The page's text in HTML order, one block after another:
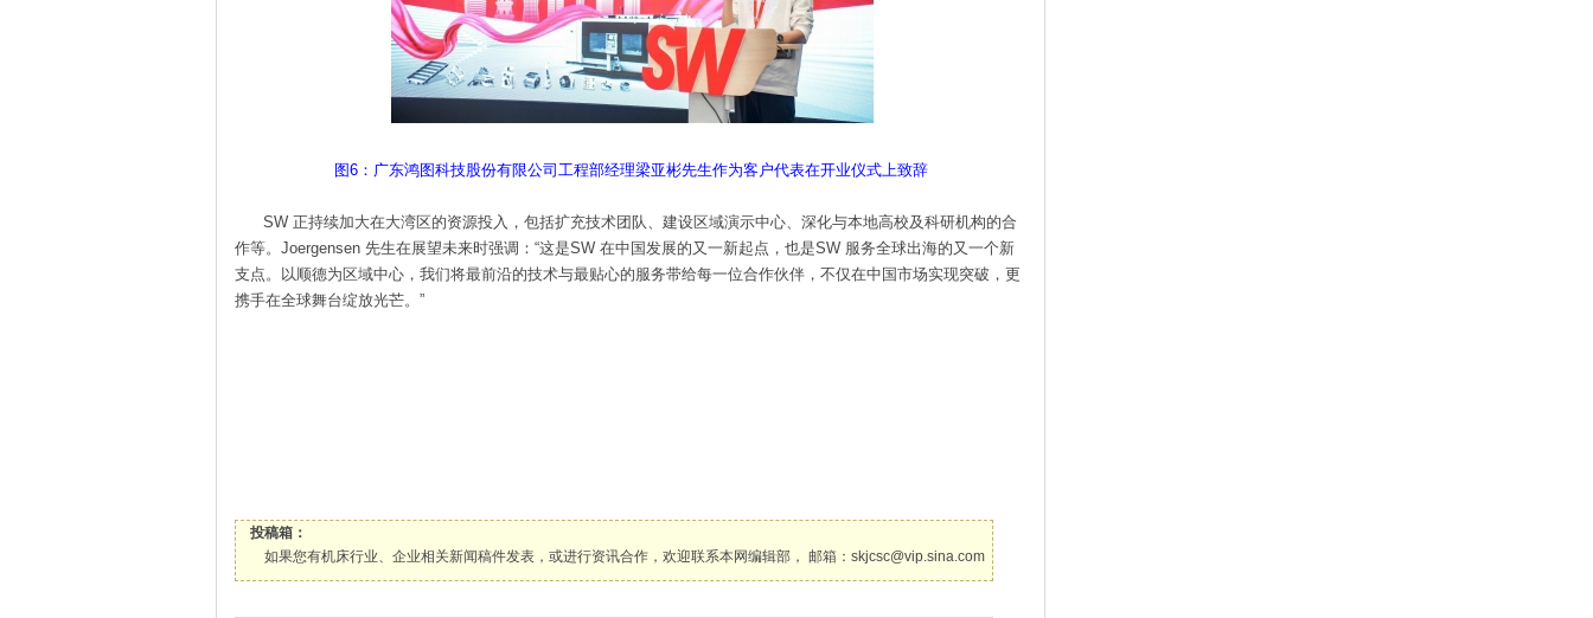
图6：广东鸿图科技股份有限公司工程部经理梁亚彬先生作为客户代表在开业仪式上致辞
SW 正持续加大在大湾区的资源投入，包括扩充技术团队、建设区域演示中心、深化与本地高校及科研机构的合
作等。Joergensen 先生在展望未来时强调：“这是SW 在中国发展的又一新起点，也是SW 服务全球出海的又一个新
支点。以顺德为区域中心，我们将最前沿的技术与最贴心的服务带给每一位合作伙伴，不仅在中国市场实现突破，更
携手在全球舞台绽放光芒。”
投稿箱：
如果您有机床行业、企业相关新闻稿件发表，或进行资讯合作，欢迎联系本网编辑部， 邮箱：skjcsc@vip.sina.com